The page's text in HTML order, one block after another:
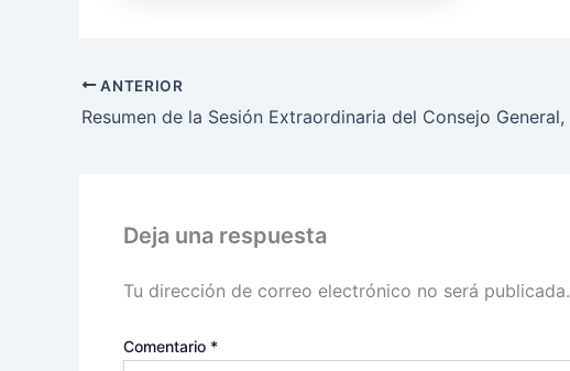
ANTERIOR
Deja una respuesta
Tu dirección de correo electrónico no será publicada.
Comentario *